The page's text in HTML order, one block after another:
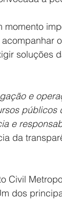
momento
soluções
e
públicos
e
da
Civil
dos